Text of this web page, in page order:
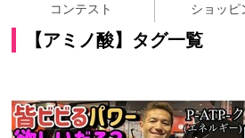
コンテスト
ショッピ
【アミノ酸】タグ一覧